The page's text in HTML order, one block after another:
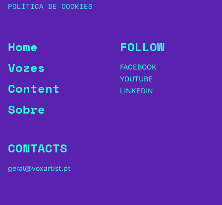
POLÍTICA DE COOKIES
Home
Vozes
Content
Sobre
FOLLOW
FACEBOOK
YOUTUBE
LINKEDIN
CONTACTS
geral@voxartist.pt